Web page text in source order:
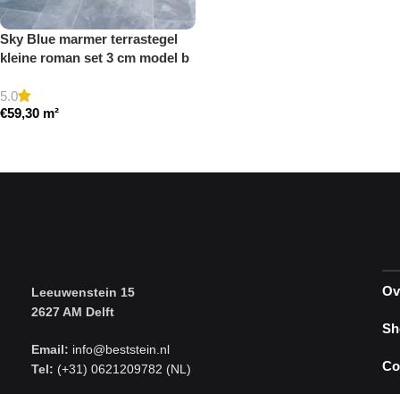
Sky Blue marmer terrastegel
kleine roman set 3 cm model b
5.0
€59,30 m²
Leeuwenstein 15
2627 AM Delft
Email: info@beststein.nl
Tel: (+31) 0621209782 (NL)